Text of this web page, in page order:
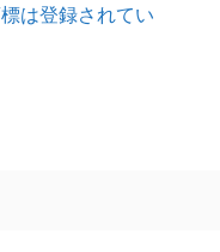
は登録されてい